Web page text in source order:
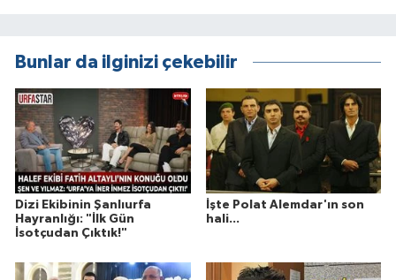
Bunlar da ilginizi çekebilir
Dizi Ekibinin Şanlıurfa
Hayranlığı: "İlk Gün
İsotçudan Çıktık!"
İşte Polat Alemdar'ın son
hali...